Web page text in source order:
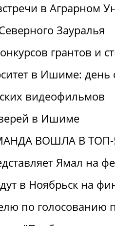
в Аграрном
Зауралья
грантов и
в Ишиме: день
видеофильмов
в Ишиме
ВОШЛА В ТОП-
Ямал на
в Ноябрьск на
по голосованию